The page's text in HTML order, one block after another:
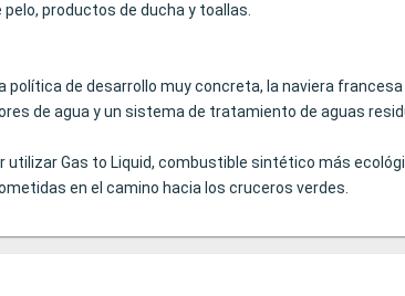
productos de ducha y toallas.
de desarrollo muy concreta, la naviera
de agua y un sistema de tratamiento de aguas
Gas to Liquid, combustible sintético más
en el camino hacia los cruceros verdes.